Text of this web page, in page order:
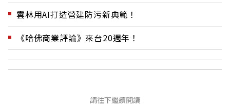
雲林用AI打造營建防污新典範！
《哈佛商業評論》來台20週年！
請往下繼續閱讀